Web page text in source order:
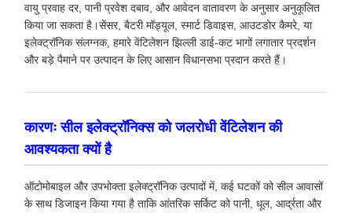
वायु प्रवाह दर, पानी प्रवेश दबाव, और आवेदन वातावरण के अनुसार अनुकूलित
किया जा सकता है।सेंसर, बैटरी मॉड्यूल, स्मार्ट डिवाइस, आउटडोर कैमरे, या
इलेक्ट्रॉनिक संलग्नक, हमारे वेंटिलेशन झिल्ली डाई-कट भागों लगातार प्रदर्शन
और बड़े पैमाने पर उत्पादन के लिए आसान विधानसभा प्रदान करते हैं।
कारणः सील इलेक्ट्रॉनिक्स को जलरोधी वेंटिलेशन की
आवश्यकता क्यों है
ऑटोमोबाइल और उपभोक्ता इलेक्ट्रॉनिक उत्पादों में, कई घटकों को सील आवासों
के साथ डिजाइन किया गया है ताकि आंतरिक सर्किट को पानी, धूल, आर्द्रता और